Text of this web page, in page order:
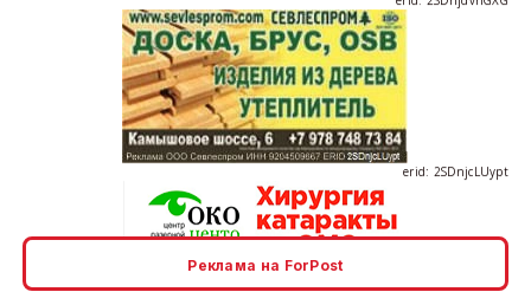
erid: 2SDnjcrDNw6
Реклама на ForPost